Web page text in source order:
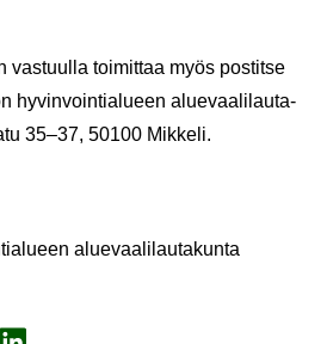
vas­tuul­la toi­mit­taa myös pos­tit­se
hy­vin­voin­tia­lu­een aluevaalilauta-​
35–37, 50100 Mik­ke­li.
alue­vaa­li­lau­ta­kun­ta